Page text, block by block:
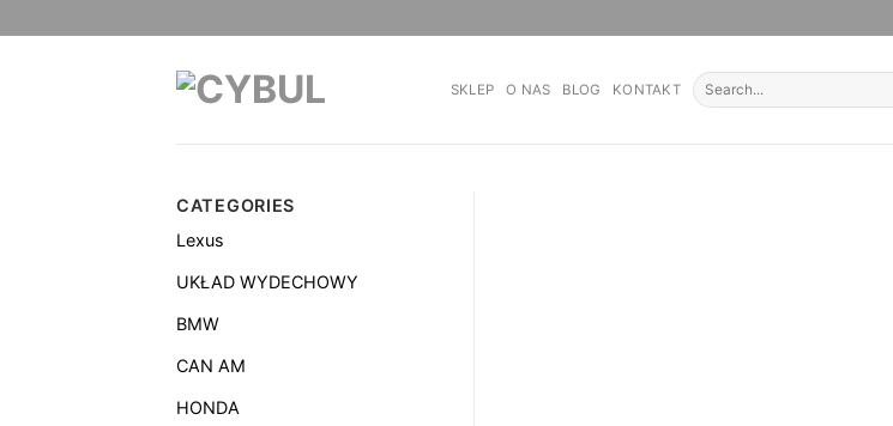
to
SKLEP O NAS BLOG KONTAKT Szukaj:
CATEGORIES
Lexus
UKŁAD WYDECHOWY
BMW
CAN AM
HONDA